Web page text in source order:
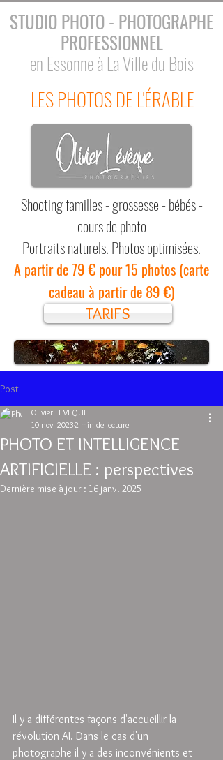
STUDIO PHOTO - PHOTOGRAPHE
PROFESSIONNEL
en Essonne à La Ville du Bois
LES PHOTOS DE L'ÉRABLE
Shooting familles - grossesse - bébés -
cours de photo
Portraits naturels. Photos optimisées.
A partir de79 € pour 15 photos (carte
cadeau à partir de 89 €)
TARIFS
Post
PHOTO ET INTELLIGENCE
ARTIFICIELLE : perspectives
Olivier LEVEQUE
10 nov. 20232 min de lecture
Dernière mise à jour : 16 janv. 2025
Il y a différentes façons d'accueillir la
révolution AI. Dans le cas d'un
photographe il y a des inconvénients et